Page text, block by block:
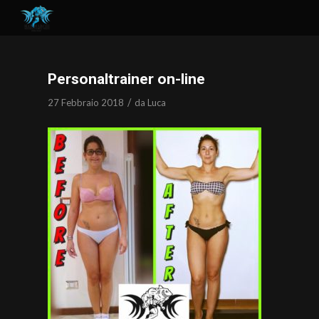
Personaltrainer on-line
27 Febbraio 2018 / da Luca